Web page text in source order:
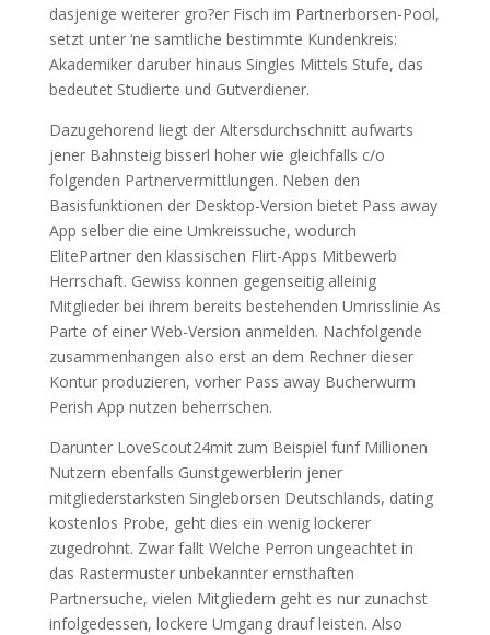
dasjenige weiterer gro?er Fisch im Partnerborsen-Pool,
setzt unter ‘ne samtliche bestimmte Kundenkreis:
Akademiker daruber hinaus Singles Mittels Stufe, das
bedeutet Studierte und Gutverdiener.
Dazugehorend liegt der Altersdurchschnitt aufwarts
jener Bahnsteig bisserl hoher wie gleichfalls c/o
folgenden Partnervermittlungen. Neben den
Basisfunktionen der Desktop-Version bietet Pass away
App selber die eine Umkreissuche, wodurch
ElitePartner den klassischen Flirt-Apps Mitbewerb
Herrschaft. Gewiss konnen gegenseitig alleinig
Mitglieder bei ihrem bereits bestehenden Umrisslinie As
Parte of einer Web-Version anmelden. Nachfolgende
zusammenhangen also erst an dem Rechner dieser
Kontur produzieren, vorher Pass away Bucherwurm
Perish App nutzen beherrschen.
Darunter LoveScout24mit zum Beispiel funf Millionen
Nutzern ebenfalls Gunstgewerblerin jener
mitgliederstarksten Singleborsen Deutschlands, dating
kostenlos Probe, geht dies ein wenig lockerer
zugedrohnt. Zwar fallt Welche Perron ungeachtet in
das Rastermuster unbekannter ernsthaften
Partnersuche, vielen Mitgliedern geht es nur zunachst
infolgedessen, lockere Umgang drauf leisten. Also